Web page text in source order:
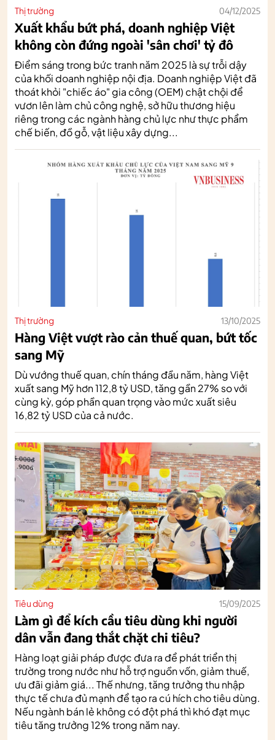
Thị trường 04/12/2025
Xuất khẩu bứt phá, doanh nghiệp Việt
không còn đứng ngoài 'sân chơi' tỷ đô
Điểm sáng trong bức tranh năm 2025 là sự trỗi dậy
của khối doanh nghiệp nội địa. Doanh nghiệp Việt đã
thoát khỏi "chiếc áo" gia công (OEM) chật chội để
vươn lên làm chủ công nghệ, sở hữu thương hiệu
riêng trong các ngành hàng chủ lực như thực phẩm
chế biến, đồ gỗ, vật liệu xây dựng...
Thị trường 13/10/2025
Hàng Việt vượt rào cản thuế quan, bứt tốc
sang Mỹ
Dù vướng thuế quan, chín tháng đầu năm, hàng Việt
xuất sang Mỹ hơn 112,8 tỷ USD, tăng gần 27% so với
cùng kỳ, góp phần quan trọng vào mức xuất siêu
16,82 tỷ USD của cả nước.
Tiêu dùng 15/09/2025
Làm gì để kích cầu tiêu dùng khi người
dân vẫn đang thắt chặt chi tiêu?
Hàng loạt giải pháp được đưa ra để phát triển thị
trường trong nước như hỗ trợ nguồn vốn, giảm thuế,
ưu đãi giảm giá... Thế nhưng, tăng trưởng thu nhập
thực tế chưa đủ mạnh để tạo ra cú hích cho tiêu dùng.
Nếu ngành bán lẻ không có đột phá thì khó đạt mục
tiêu tăng trưởng 12% trong năm nay.